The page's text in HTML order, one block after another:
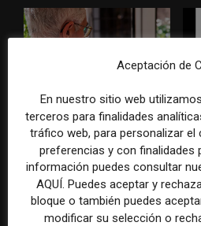
Los medios tienen audiencia,
pero no siempre comunidad:
cómo activar a los lectores
que siguen las noticias en
silencio
El
Aceptación de
En nuestro sitio web
terceros para finalidades
tráfico web, para personalizar
preferencias y con finalidades
información puedes consultar
AQUÍ. Puedes aceptar y
bloque o también puedes
modificar su selección o